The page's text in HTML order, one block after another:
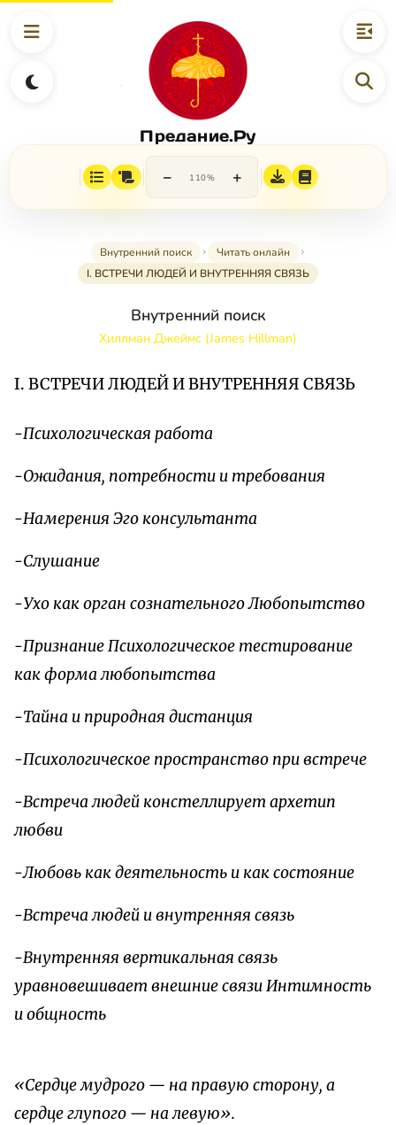
Предание.Ру
− 110% +
Внутренний поиск
Читать онлайн
I. ВСТРЕЧИ ЛЮДЕЙ И ВНУТРЕННЯЯ СВЯЗЬ
Внутренний поиск
Хиллман Джеймс (James Hillman)
I. ВСТРЕЧИ ЛЮДЕЙ И ВНУТРЕННЯЯ СВЯЗЬ
-Психологическая работа
-Ожидания, потребности и требования
-Намерения Эго консультанта
-Слушание
-Ухо как орган сознательного Любопытство
-Признание Психологическое тестирование
как форма любопытства
-Тайна и природная дистанция
-Психологическое пространство при встрече
-Встреча людей констеллирует архетип
любви
-Любовь как деятельность и как состояние
-Встреча людей и внутренняя связь
-Внутренняя вертикальная связь
уравновешивает внешние связи Интимность
и общность
«Сердце мудрого — на правую сторону, а
сердце глупого — на левую».